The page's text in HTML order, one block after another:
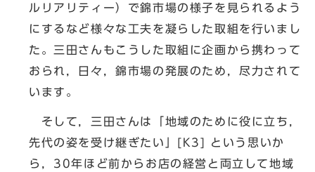
ルリアリティー）で錦市場の様子を見られるよう
にするなど様々な工夫を凝らした取組を行いまし
た。三田さんもこうした取組に企画から携わって
おられ，日々，錦市場の発展のため，尽力されて
います。
そして，三田さんは「地域のために役に立ち，
先代の姿を受け継ぎたい」[K3] という思いか
ら，30年ほど前からお店の経営と両立して地域